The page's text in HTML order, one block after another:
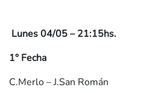
Lunes 04/05 – 21:15hs.
1° Fecha
C.Merlo – J.San Román